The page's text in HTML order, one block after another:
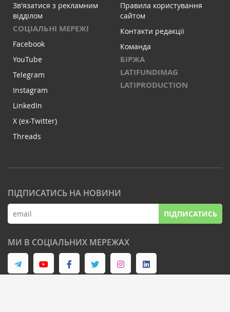
Зв'язатися з рекламним
відділом
СОЦІАЛЬНІ МЕРЕЖІ
Facebook
YouTube
Telegram
Instagram
LinkedIn
X (ex-Twitter)
Threads
Правила користування
сайтом
Контакти редакції
Команда
БІРЖА
LATIFUNDIMAG
LATIPRODUCTION
ПІДПИСАТИСЬ НА НОВИНИ
ПІДПИСАТИСЬ
МИ В СОЦІАЛЬНИХ МЕРЕЖАХ